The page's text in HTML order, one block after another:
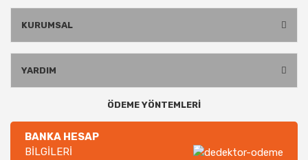
KURUMSAL
YARDIM
ÖDEME YÖNTEMLERİ
BANKA HESAP
BİLGİLERİ